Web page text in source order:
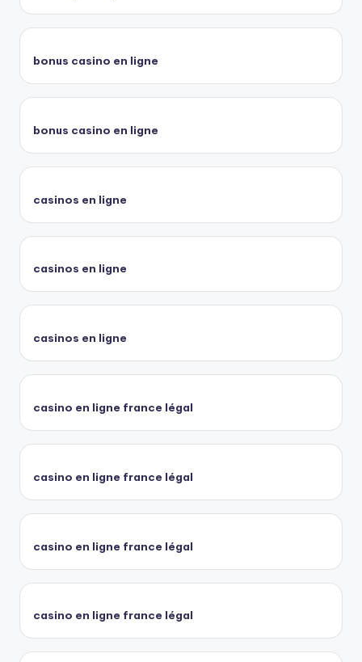
bonus casino en ligne
bonus casino en ligne
casinos en ligne
casinos en ligne
casinos en ligne
casino en ligne france légal
casino en ligne france légal
casino en ligne france légal
casino en ligne france légal